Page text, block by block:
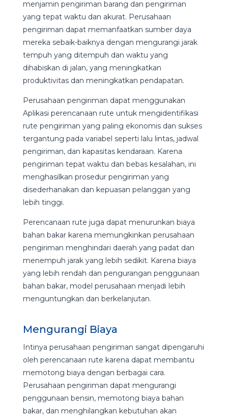
menjamin pengiriman barang dan pengiriman
yang tepat waktu dan akurat. Perusahaan
pengiriman dapat memanfaatkan sumber daya
mereka sebaik-baiknya dengan mengurangi jarak
tempuh yang ditempuh dan waktu yang
dihabiskan di jalan, yang meningkatkan
produktivitas dan meningkatkan pendapatan.
Perusahaan pengiriman dapat menggunakan
Aplikasi perencanaan rute untuk mengidentifikasi
rute pengiriman yang paling ekonomis dan sukses
tergantung pada variabel seperti lalu lintas, jadwal
pengiriman, dan kapasitas kendaraan. Karena
pengiriman tepat waktu dan bebas kesalahan, ini
menghasilkan prosedur pengiriman yang
disederhanakan dan kepuasan pelanggan yang
lebih tinggi.
Perencanaan rute juga dapat menurunkan biaya
bahan bakar karena memungkinkan perusahaan
pengiriman menghindari daerah yang padat dan
menempuh jarak yang lebih sedikit. Karena biaya
yang lebih rendah dan pengurangan penggunaan
bahan bakar, model perusahaan menjadi lebih
menguntungkan dan berkelanjutan.
Mengurangi Biaya
Intinya perusahaan pengiriman sangat dipengaruhi
oleh perencanaan rute karena dapat membantu
memotong biaya dengan berbagai cara.
Perusahaan pengiriman dapat mengurangi
penggunaan bensin, memotong biaya bahan
bakar, dan menghilangkan kebutuhan akan